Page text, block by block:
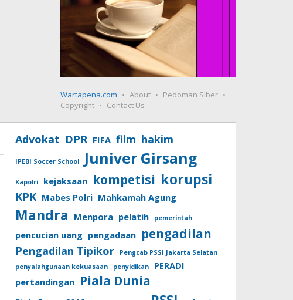
Wartapena.com About
Pedoman Siber
Copyright
Contact Us
Advokat DPR FIFA film hakim
IPEBI Soccer School Juniver Girsang
Kapolri kejaksaan kompetisi korupsi
KPK Mabes Polri Mahkamah Agung
Mandra Menpora pelatih pemerintah
pencucian uang pengadaan pengadilan
Pengadilan Tipikor
Pengcab PSSI Jakarta Selatan
penyalahgunaan kekuasaan
penyidikan
PERADI
pertandingan Piala Dunia